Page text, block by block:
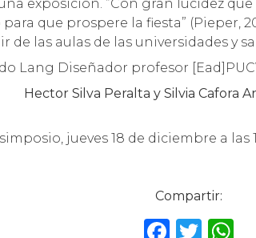
exposición. ”Con gran lucidez
que prospere la fiesta” (Pieper,
de las aulas de las universidades y
Lang Diseñador profesor
Hector Silva Peralta y Silvia Cafora
jueves 18 de diciembre a las
Compartir:
F T W